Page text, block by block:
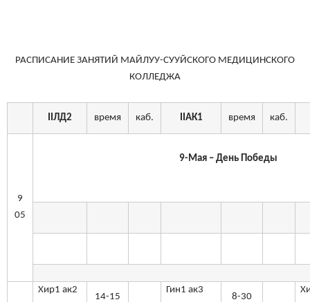
РАСПИСАНИЕ ЗАНЯТИЙ МАЙЛУУ-СУУЙСКОГО МЕДИЦИНСКОГО
КОЛЛЕДЖА
IIЛД2 время каб. IIАК1 время каб.
9
05
9-Мая – День Победы
Хир1 ак2
14-15
Гин1 ак3
8-30